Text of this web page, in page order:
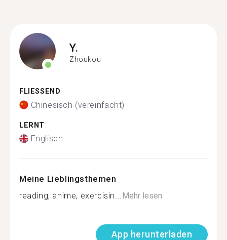
Y.
Zhoukou
FLIESSEND
Chinesisch (vereinfacht)
LERNT
Englisch
Meine Lieblingsthemen
reading, anime, exercisin...Mehr lesen
App herunterladen